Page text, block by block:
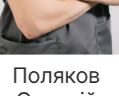
Поляков